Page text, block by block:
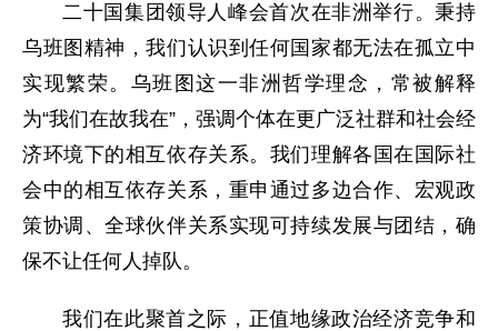
二十国集团领导人峰会首次在非洲举行。秉持
乌班图精神，我们认识到任何国家都无法在孤立中
实现繁荣。乌班图这一非洲哲学理念，常被解释
为“我们在故我在”，强调个体在更广泛社群和社会经
济环境下的相互依存关系。我们理解各国在国际社
会中的相互依存关系，重申通过多边合作、宏观政
策协调、全球伙伴关系实现可持续发展与团结，确
保不让任何人掉队。
我们在此聚首之际，正值地缘政治经济竞争和